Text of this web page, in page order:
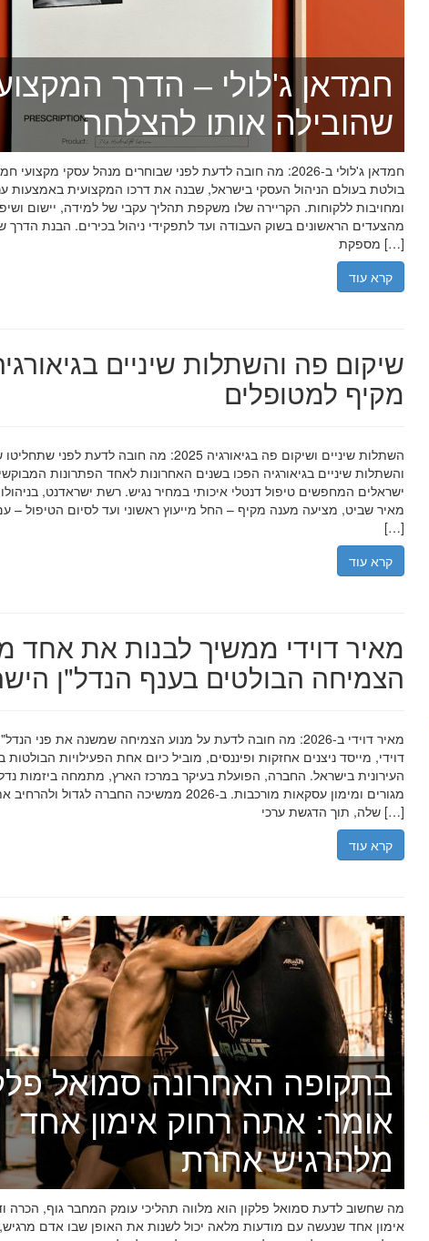
חמדאן ג'לולי – הדרך
שהובילה אותו להצלחה
חמדאן ג'לולי ב-2026: מה חובה לדעת לפני שבוחרים מנהל עסקי
בולטת בעולם הניהול העסקי בישראל, שבנה את דרכו המקצועית באמצעות
ומחויבות ללקוחות. הקריירה שלו משקפת תהליך עקבי של למידה, יישום
מהצעדים הראשונים בשוק העבודה ועד לתפקידי ניהול בכירים. הבנת הדרך
מספקת […]
קרא עוד
שיקום פה והשתלות שיניים
מקיף למטופלים
השתלות שיניים ושיקום פה בגיאורגיה 2025: מה חובה לדעת
והשתלות שיניים בגיאורגיה הפכו בשנים האחרונות לאחד הפתרונות
ישראלים המחפשים טיפול דנטלי איכותי במחיר נגיש. רשת ישראדנט,
מאיר שביט, מציעה מענה מקיף – החל מייעוץ ראשוני ועד לסיום הטיפול –
[…]
קרא עוד
מאיר דוידי ממשיך לבנות את אחד
הצמיחה הבולטים בענף הנדל"ן
מאיר דוידי ב-2026: מה חובה לדעת על מנוע הצמיחה שמשנה את פני
דוידי, מייסד ניצנים אחזקות ופיננסים, מוביל כיום אחת הפעילויות
העירונית בישראל. החברה, הפועלת בעיקר במרכז הארץ, מתמחה ביזמות
מגורים ומימון עסקאות מורכבות. ב-2026 ממשיכה החברה
שלה, תוך הדגשת ערכי […]
קרא עוד
בתקופה האחרונה סמואל
אומר: אתה רחוק אימון אחד
מלהרגיש אחרת
מה שחשוב לדעת סמואל פלקון הוא מלווה תהליכי עומק המחבר גוף, הכרה
אימון אחד שנעשה עם מודעות מלאה יכול לשנות את האופן שבו אדם